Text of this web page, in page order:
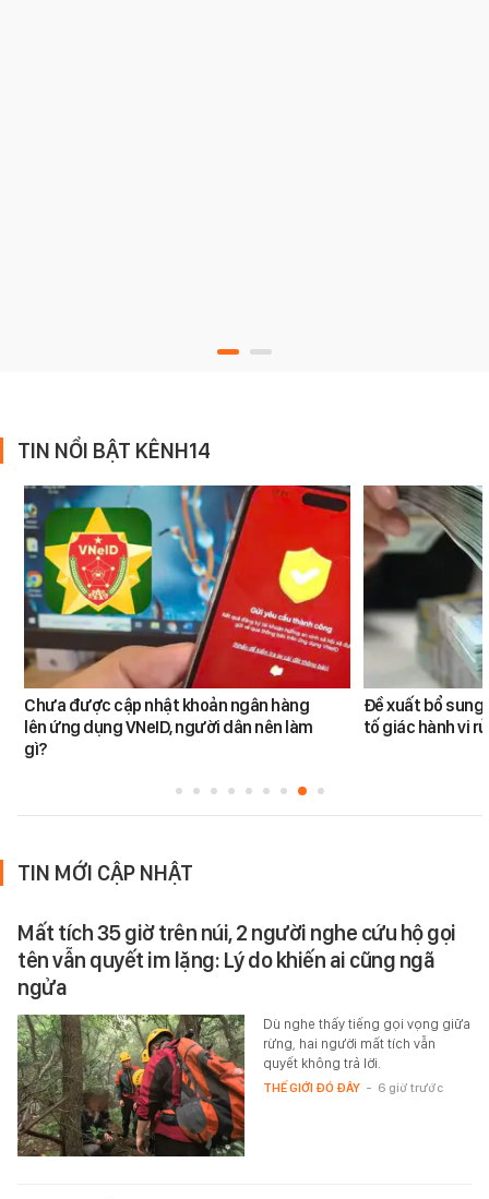
TIN NỔI BẬT KÊNH14
Chưa được cập nhật khoản ngân hàng
lên ứng dụng VNeID, người dân nên làm
gì?
Đề xuất bổ
tố giác hành vi
TIN MỚI CẬP NHẬT
Mất tích 35 giờ trên núi, 2 người nghe cứu hộ gọi
tên vẫn quyết im lặng: Lý do khiến ai cũng ngã
ngửa
Dù nghe thấy tiếng gọi vọng giữa
rừng, hai người mất tích vẫn
quyết không trả lời.
THẾ GIỚI ĐÓ ĐÂY - 6 giờ trước